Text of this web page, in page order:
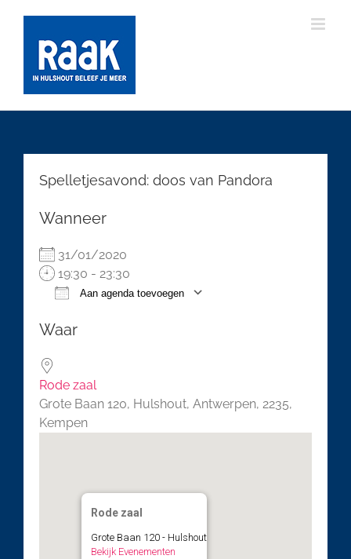
inhoud
Spelletjesavond: doos van Pandora
Wanneer
31/01/2020
19:30 - 23:30
Aan agenda toevoegen
Waar
Rode zaal
Grote Baan 120, Hulshout, Antwerpen, 2235,
Kempen
Rode zaal
Grote Baan 120 - Hulshout
Bekijk Evenementen